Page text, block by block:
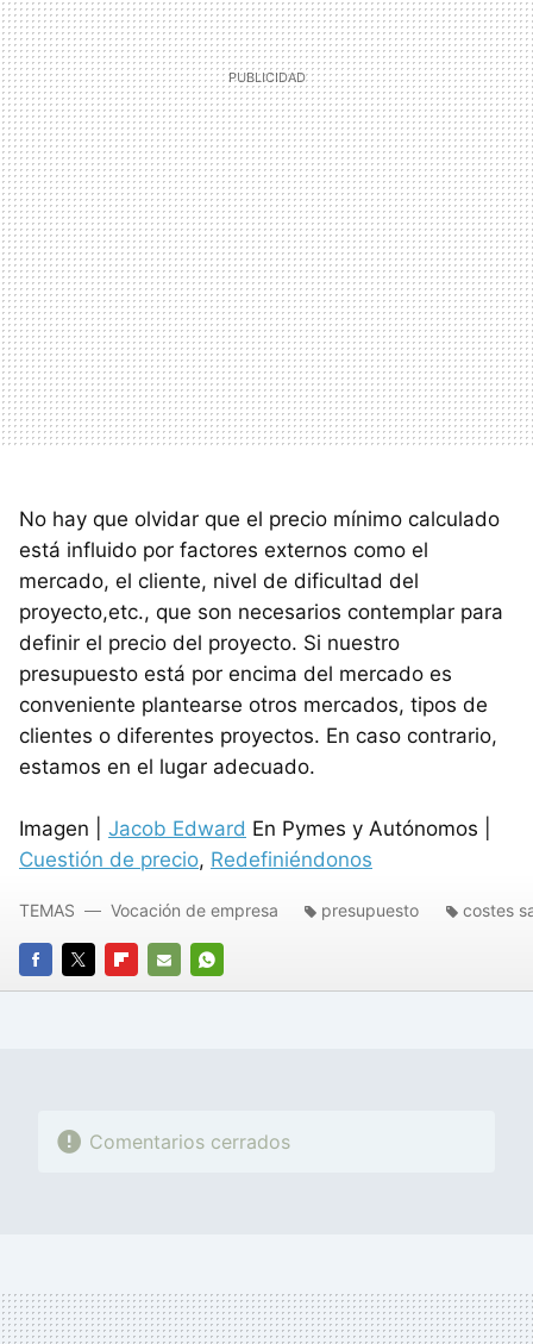
No hay que olvidar que el precio mínimo calculado
está influido por factores externos como el
mercado, el cliente, nivel de dificultad del
proyecto,etc., que son necesarios contemplar para
definir el precio del proyecto. Si nuestro
presupuesto está por encima del mercado es
conveniente plantearse otros mercados, tipos de
clientes o diferentes proyectos. En caso contrario,
estamos en el lugar adecuado.
Imagen | Jacob Edward En Pymes y Autónomos |
Cuestión de precio, Redefiniéndonos
FACEBOOK
TWITTERFLIPBOARD
E-
WHATSAPP
TEMAS Vocación de empresa presupuesto costes
Comentarios cerrados